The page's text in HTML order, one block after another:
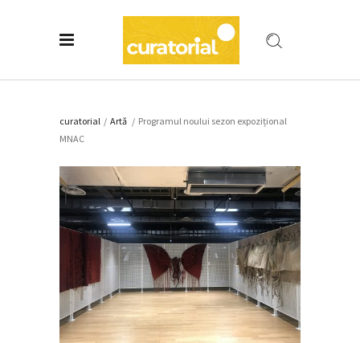
curatorial / Artǎ / Programul noului sezon expozițional
MNAC